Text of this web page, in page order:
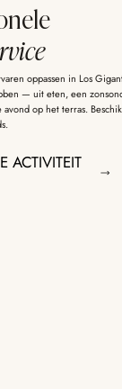
oppassen in Los
— uit eten, een
op het terras.
ACTIVITEIT